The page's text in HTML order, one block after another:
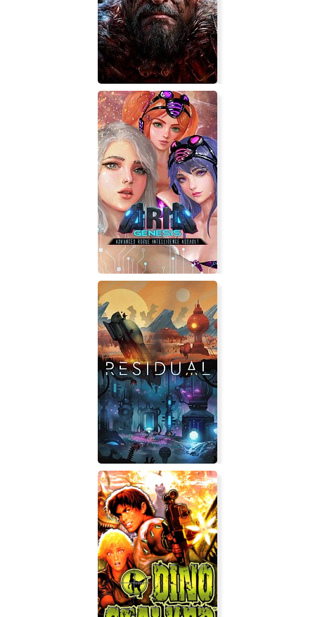
Gold Hunter
Lords Of The Fallen 2014
ARIA: Genesis
Residual